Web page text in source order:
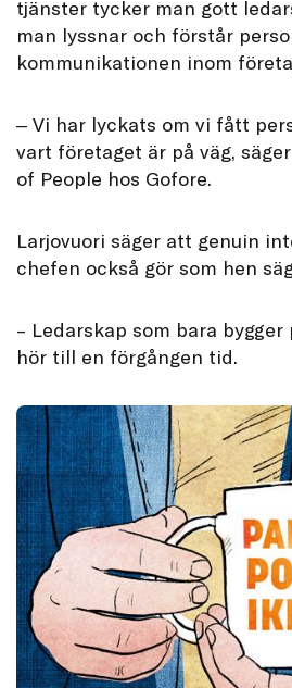
tjänster tycker man gott
man lyssnar och förstår
kommunikationen inom
‒ Vi har lyckats om vi fått
vart företaget är på väg, säger
of People hos Gofore.
Larjovuori säger att genuin
chefen också gör som hen
– Ledarskap som bara
hör till en förgången tid.